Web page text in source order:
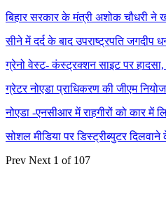
बिहार सरकार के मंत्री अशोक चौधरी ने
सीने में दर्द के बाद उपराष्ट्रपति जगदीप
ग्रेनो वेस्ट- कंस्ट्रक्शन साइट पर
ग्रेटर नोएडा प्राधिकरण की जीएम
नोएडा -एनसीआर में राहगीरों को कार
सोशल मीडिया पर डिस्ट्रीब्युटर
Prev Next 1 of 107